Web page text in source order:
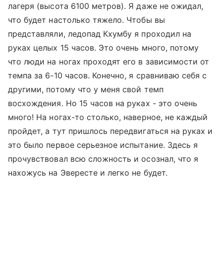
лагеря (высота 6100 метров). Я даже не ожидал,
что будет настолько тяжело. Чтобы вы
представляли, ледопад Кхумбу я проходил на
руках целых 15 часов. Это очень много, потому
что люди на ногах проходят его в зависимости от
темпа за 6-10 часов. Конечно, я сравниваю себя с
другими, потому что у меня свой темп
восхождения. Но 15 часов на руках - это очень
много! На ногах-то столько, наверное, не каждый
пройдет, а тут пришлось передвигаться на руках и
это было первое серьезное испытание. Здесь я
прочувствовал всю сложность и осознал, что я
нахожусь на Эвересте и легко не будет.